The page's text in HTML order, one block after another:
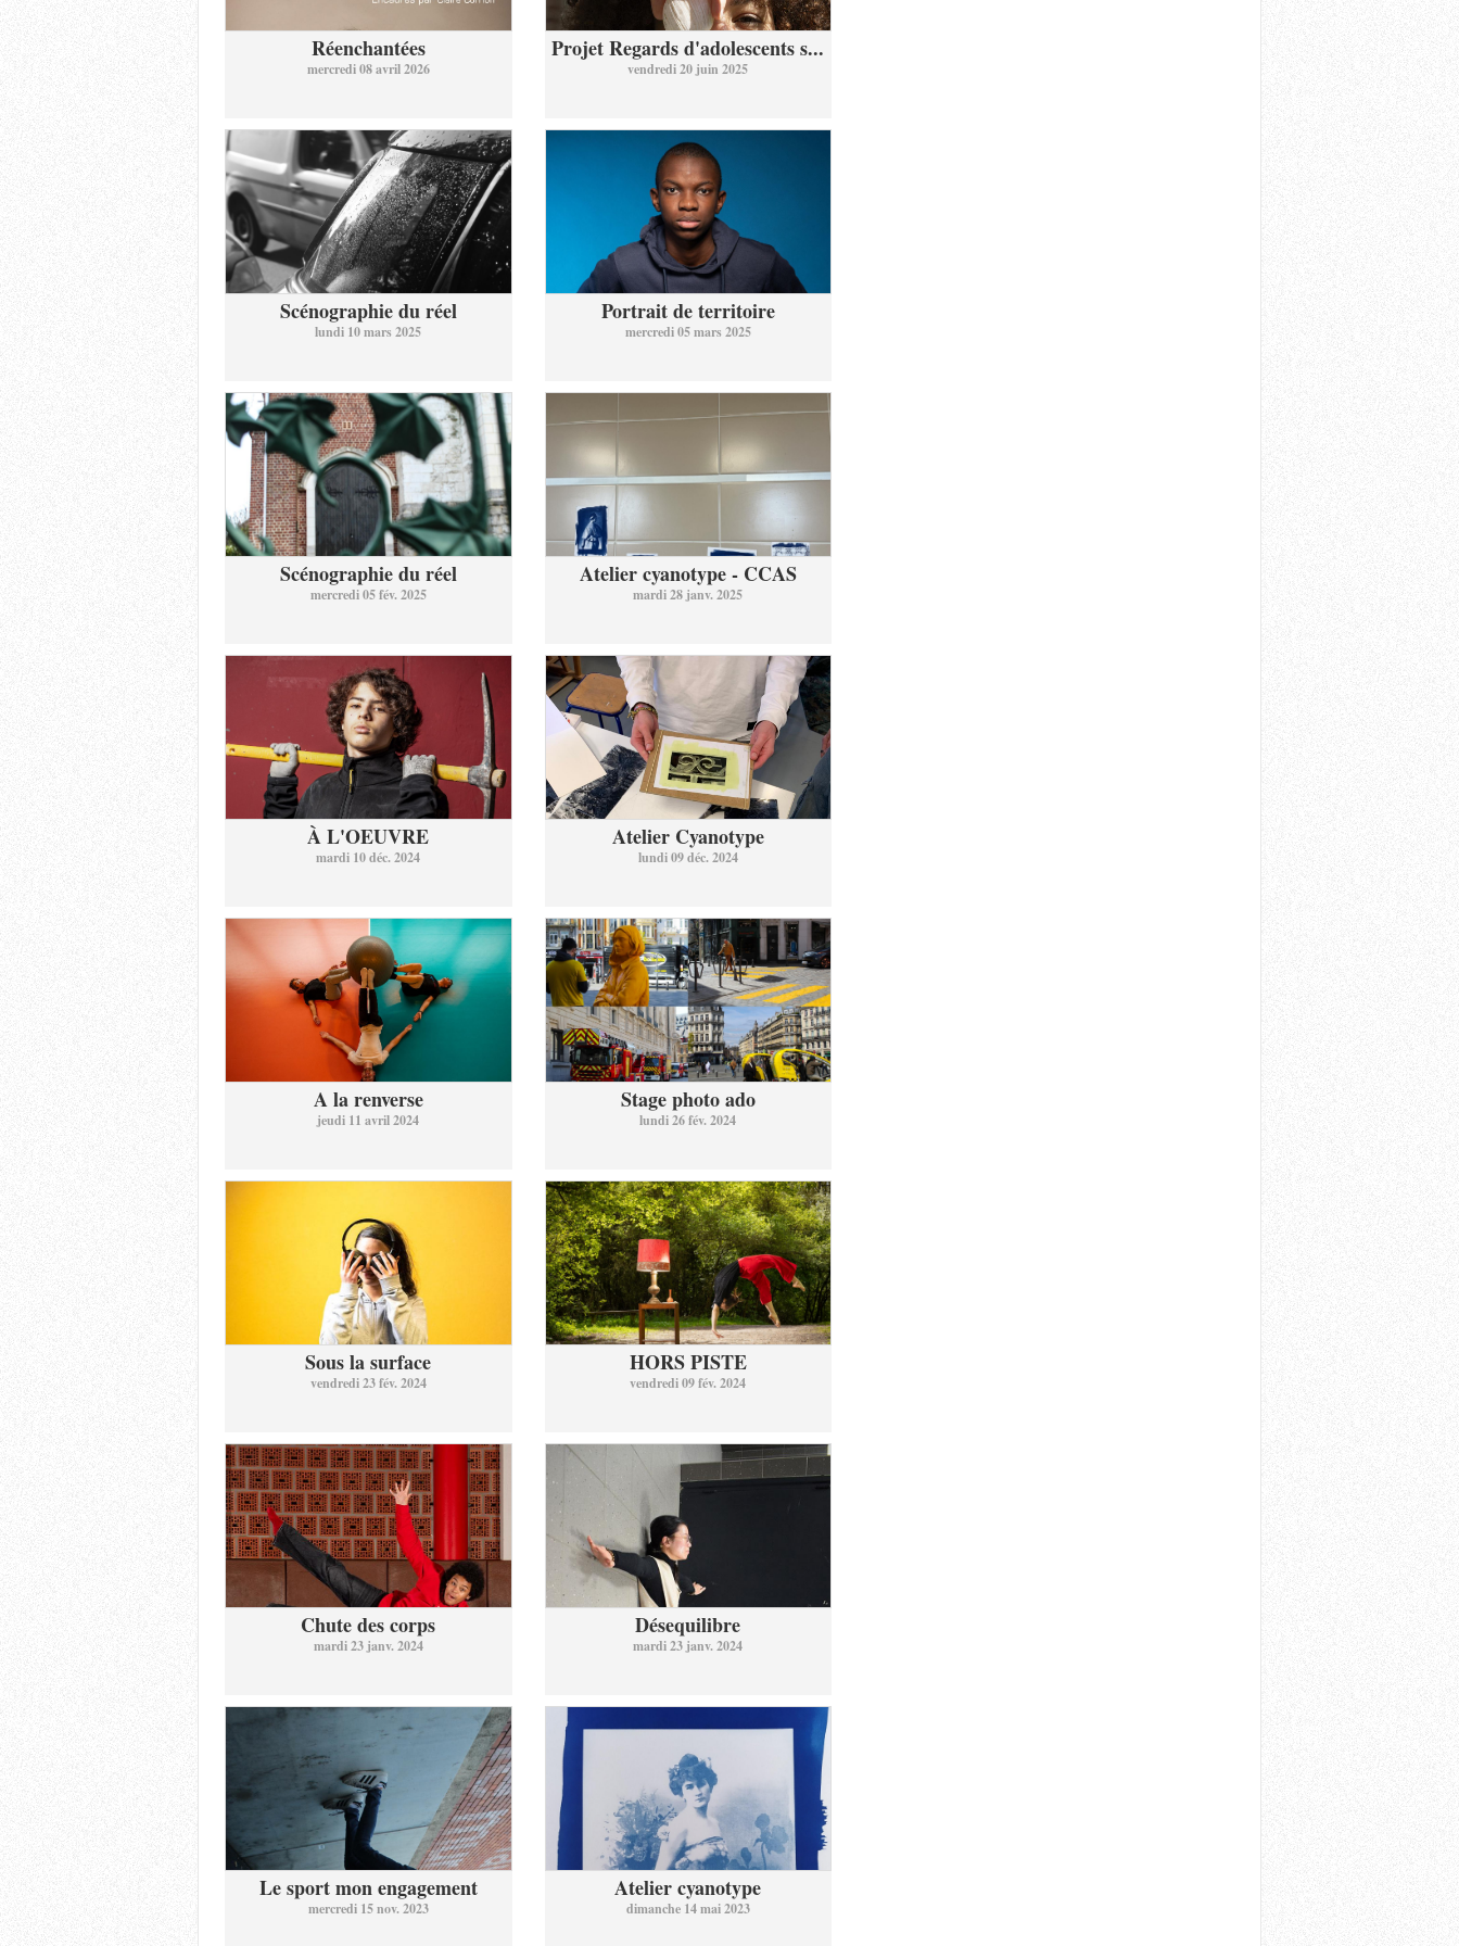
Réenchantées
mercredi 08 avril 2026
Projet Regards d'adolescents s...
vendredi 20 juin 2025
Scénographie du réel
lundi 10 mars 2025
Portrait de territoire
mercredi 05 mars 2025
Scénographie du réel
mercredi 05 fév. 2025
Atelier cyanotype - CCAS
mardi 28 janv. 2025
À L'OEUVRE
mardi 10 déc. 2024
Atelier Cyanotype
lundi 09 déc. 2024
A la renverse
jeudi 11 avril 2024
Stage photo ado
lundi 26 fév. 2024
Sous la surface
vendredi 23 fév. 2024
HORS PISTE
vendredi 09 fév. 2024
Chute des corps
mardi 23 janv. 2024
Désequilibre
mardi 23 janv. 2024
Le sport mon engagement
mercredi 15 nov. 2023
Atelier cyanotype
dimanche 14 mai 2023